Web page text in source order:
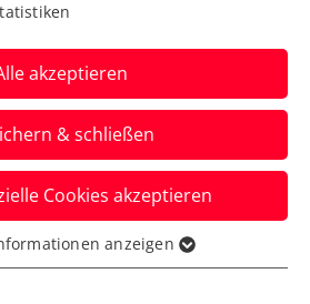
Tagger holt
1.
ist damit jüngste
25.000-US-Dollar-
Tamira Paszek 2005.
akzeptieren
& schließen
Cookies akzeptieren
für grundlegende
anzeigen